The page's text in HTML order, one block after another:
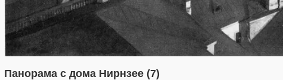
Панорама с дома Нирнзее (7)
1,405,783 29,243
319,716 8,286
159,930 5,91653,016